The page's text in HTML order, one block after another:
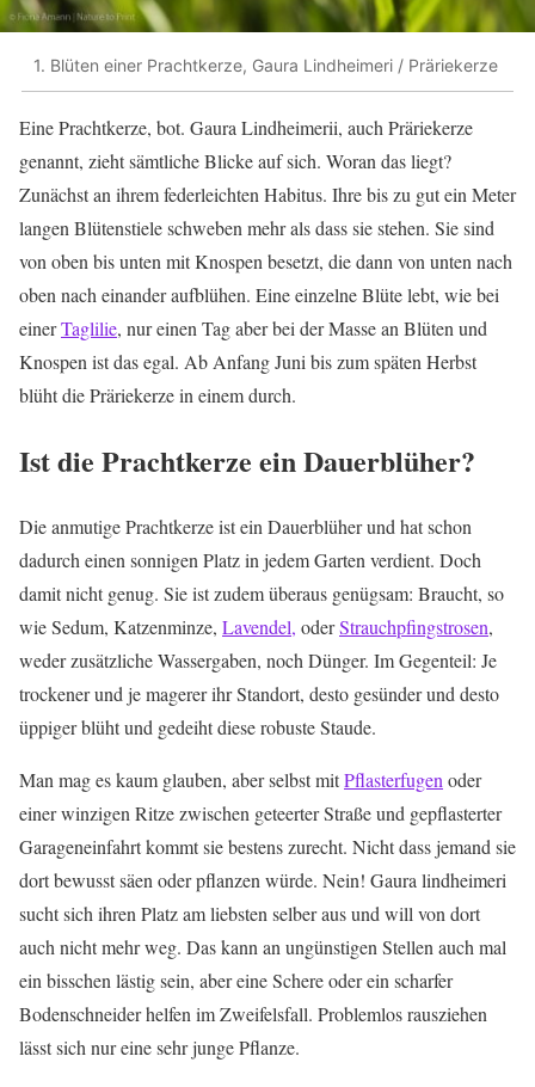
1. Blüten einer Prachtkerze, Gaura Lindheimeri / Präriekerze
Eine Prachtkerze, bot. Gaura Lindheimerii, auch Präriekerze
genannt, zieht sämtliche Blicke auf sich. Woran das liegt?
Zunächst an ihrem federleichten Habitus. Ihre bis zu gut ein Meter
langen Blütenstiele schweben mehr als dass sie stehen. Sie sind
von oben bis unten mit Knospen besetzt, die dann von unten nach
oben nach einander aufblühen. Eine einzelne Blüte lebt, wie bei
einerTaglilie, nur einen Tag aber bei der Masse an Blüten und
Knospen ist das egal. Ab Anfang Juni bis zum späten Herbst
blüht die Präriekerze in einem durch.
Ist die Prachtkerze ein Dauerblüher?
Die anmutige Prachtkerze ist ein Dauerblüher und hat schon
dadurch einen sonnigen Platz in jedem Garten verdient. Doch
damit nicht genug. Sie ist zudem überaus genügsam: Braucht, so
wie Sedum, Katzenminze, Lavendel, oderStrauchpfingstrosen,
weder zusätzliche Wassergaben, noch Dünger. Im Gegenteil: Je
trockener und je magerer ihr Standort, desto gesünder und desto
üppiger blüht und gedeiht diese robuste Staude.
Man mag es kaum glauben, aber selbst mitPflasterfugen oder
einer winzigen Ritze zwischen geteerter Straße und gepflasterter
Garageneinfahrt kommt sie bestens zurecht. Nicht dass jemand sie
dort bewusst säen oder pflanzen würde. Nein! Gaura lindheimeri
sucht sich ihren Platz am liebsten selber aus und will von dort
auch nicht mehr weg. Das kann an ungünstigen Stellen auch mal
ein bisschen lästig sein, aber eine Schere oder ein scharfer
Bodenschneider helfen im Zweifelsfall. Problemlos rausziehen
lässt sich nur eine sehr junge Pflanze.